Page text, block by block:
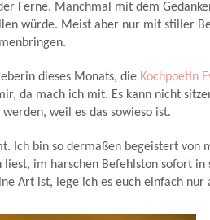
Ferne. Manchmal mit dem
würde. Meist aber nur mit stiller
dieses Monats, die Kochpoetin
da mach ich mit. Es kann nicht
weil es das sowieso ist.
Ich bin so dermaßen begeistert von
im harschen Befehlston sofort in
Art ist, lege ich es euch einfach nur